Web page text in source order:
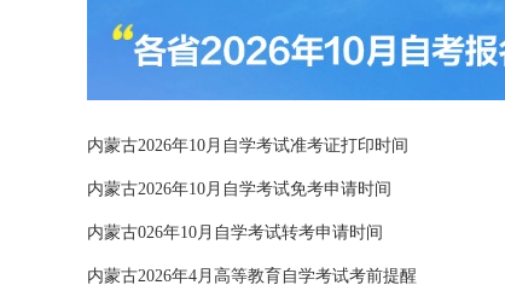
内蒙古2026年10月自学考试准考证打印时间
内蒙古2026年10月自学考试免考申请时间
内蒙古026年10月自学考试转考申请时间
内蒙古2026年4月高等教育自学考试考前提醒